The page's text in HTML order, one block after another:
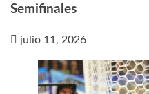
Semifinales
julio 11, 2026